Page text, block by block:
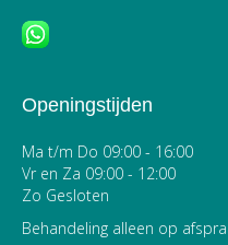
Openingstijden
Ma t/m Do 09:00 - 16:00
Vr en Za 09:00 - 12:00
Zo Gesloten
Behandeling alleen op